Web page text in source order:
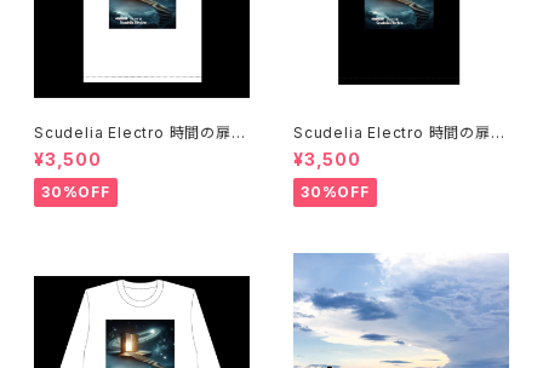
Scudelia Electro 時間の扉T
シャツ・半袖・ホワイト
¥3,500
30%OFF
Scudelia Electro 時間の扉T
シャツ・半袖・ブラック
¥3,500
30%OFF